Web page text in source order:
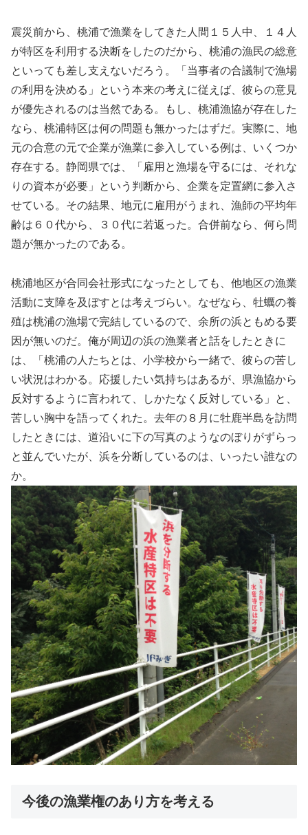
震災前から、桃浦で漁業をしてきた人間１５人中、１４人
が特区を利用する決断をしたのだから、桃浦の漁民の総意
といっても差し支えないだろう。「当事者の合議制で漁場
の利用を決める」という本来の考えに従えば、彼らの意見
が優先されるのは当然である。もし、桃浦漁協が存在した
なら、桃浦特区は何の問題も無かったはずだ。実際に、地
元の合意の元で企業が漁業に参入している例は、いくつか
存在する。静岡県では、「雇用と漁場を守るには、それな
りの資本が必要」という判断から、企業を定置網に参入さ
せている。その結果、地元に雇用がうまれ、漁師の平均年
齢は６０代から、３０代に若返った。合併前なら、何ら問
題が無かったのである。
桃浦地区が合同会社形式になったとしても、他地区の漁業
活動に支障を及ぼすとは考えづらい。なぜなら、牡蠣の養
殖は桃浦の漁場で完結しているので、余所の浜ともめる要
因が無いのだ。俺が周辺の浜の漁業者と話をしたときに
は、「桃浦の人たちとは、小学校から一緒で、彼らの苦し
い状況はわかる。応援したい気持ちはあるが、県漁協から
反対するように言われて、しかたなく反対している」と、
苦しい胸中を語ってくれた。去年の８月に牡鹿半島を訪問
したときには、道沿いに下の写真のようなのぼりがずらっ
と並んでいたが、浜を分断しているのは、いったい誰なの
か。
今後の漁業権のあり方を考える